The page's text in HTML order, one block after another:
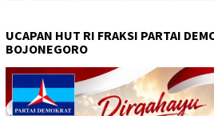
UCAPAN HUT RI FRAKSI PARTAI
BOJONEGORO